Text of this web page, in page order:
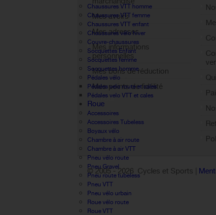
Chaussures VTT homme
Chaussures VTT femme
Chaussures VTT enfant
Chaussures vélo hiver
Couvre-chaussures
Socquettes Enfant
Socquettes femme
Socquettes homme
Pédales vélo
Pédales velo route et cales
Pédales velo VTT et cales
Roue
Accessoires
Accessoires Tubeless
Boyaux vélo
Chambre à air route
Chambre à air VTT
Pneu vélo route
Pneu Gravel
Pneu route tubeless
Pneu VTT
Pneu vélo urbain
Roue vélo route
Roue VTT
Mes avoirs
Mes adresses
Mes informations
personnelles
Mes bons de réduction
Mes points de fidélité
Sign out
© 2005 -2026 Cycles et Sports |